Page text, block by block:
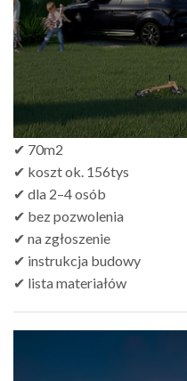
✔ 70m2
✔ koszt ok. 156tys
✔ dla 2–4 osób
✔ bez pozwolenia
✔ na zgłoszenie
✔ instrukcja budowy
✔ lista materiałów